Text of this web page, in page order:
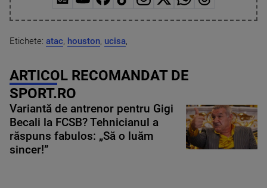
Etichete: atac, houston, ucisa,
ARTICOL RECOMANDAT DE
SPORT.RO
Variantă de antrenor pentru Gigi
Becali la FCSB? Tehnicianul a
răspuns fabulos: „Să o luăm
sincer!”